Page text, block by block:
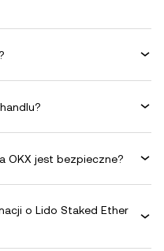
OKX jest bezpieczne?
o Lido Staked Ether